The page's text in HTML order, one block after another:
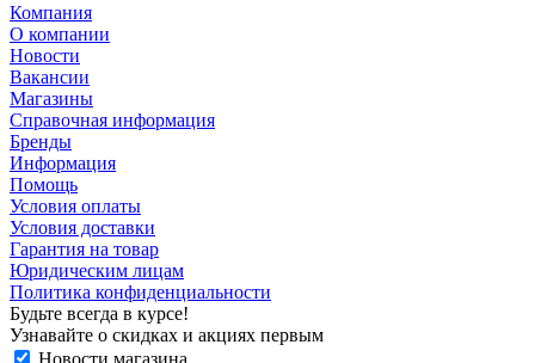
Компания
О компании
Новости
Вакансии
Магазины
Справочная информация
Бренды
Информация
Помощь
Условия оплаты
Условия доставки
Гарантия на товар
Юридическим лицам
Политика конфиденциальности
Будьте всегда в курсе!
Узнавайте о скидках и акциях первым
Новости магазина